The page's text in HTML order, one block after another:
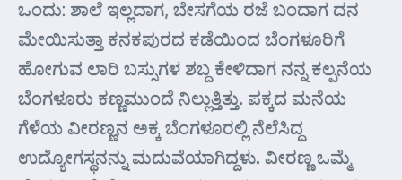
ಒಂದು: ಶಾಲೆ ಇಲ್ಲದಾಗ, ಬೇಸಗೆಯ ರಜೆ ಬಂದಾಗ ದನ
ಮೇಯಿಸುತ್ತಾ ಕನಕಪುರದ ಕಡೆಯಿಂದ ಬೆಂಗಳೂರಿಗೆ
ಹೋಗುವ ಲಾರಿ ಬಸ್ಸುಗಳ ಶಬ್ದ ಕೇಳಿದಾಗ ನನ್ನ ಕಲ್ಪನೆಯ
ಬೆಂಗಳೂರು ಕಣ್ಣಮುಂದೆ ನಿಲ್ಲುತ್ತಿತ್ತು. ಪಕ್ಕದ ಮನೆಯ
ಗೆಳೆಯ ವೀರಣ್ಣನ ಅಕ್ಕ ಬೆಂಗಳೂರಲ್ಲಿ ನೆಲೆಸಿದ್ದ
ಉದ್ಯೋಗಸ್ಥನನ್ನು ಮದುವೆಯಾಗಿದ್ದಳು. ವೀರಣ್ಣ ಒಮ್ಮೆ